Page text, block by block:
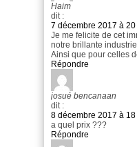
Haim
dit :
7 décembre 2017 à 20
Je me felicite de cet
notre brillante
Ainsi que pour celles
Répondre
josué bencanaan
dit :
8 décembre 2017 à 18
a quel prix ???
Répondre